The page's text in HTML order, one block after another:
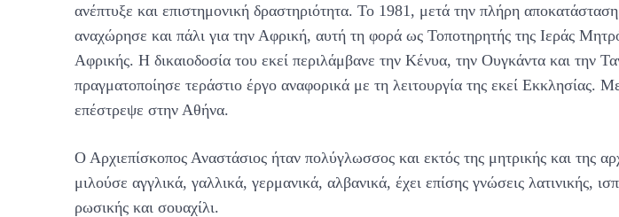
ανέπτυξε και επιστημονική δραστηριότητα. Το 1981, μετά την πλήρη αποκατάσταση
αναχώρησε και πάλι για την Αφρική, αυτή τη φορά ως Τοποτηρητής της Ιεράς
Αφρικής. Η δικαιοδοσία του εκεί περιλάμβανε την Κένυα, την Ουγκάντα και την
πραγματοποίησε τεράστιο έργο αναφορικά με τη λειτουργία της εκεί Εκκλησίας.
επέστρεψε στην Αθήνα.
Ο Αρχιεπίσκοπος Αναστάσιος ήταν πολύγλωσσος και εκτός της μητρικής και της
μιλούσε αγγλικά, γαλλικά, γερμανικά, αλβανικά, έχει επίσης γνώσεις λατινικής,
ρωσικής και σουαχίλι.